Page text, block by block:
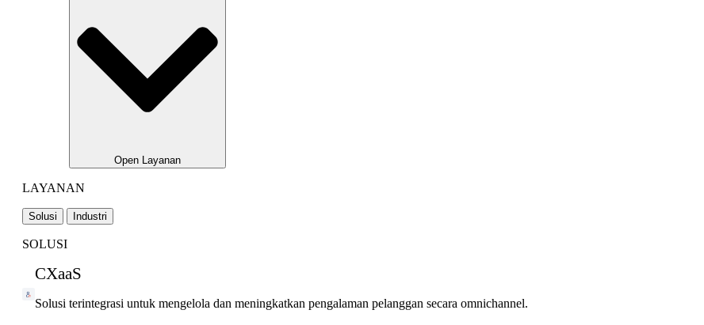
Open Layanan
LAYANAN
Solusi Industri
SOLUSI
CXaaS
Solusi terintegrasi untuk mengelola dan meningkatkan pengalaman pelanggan secara omnichannel.